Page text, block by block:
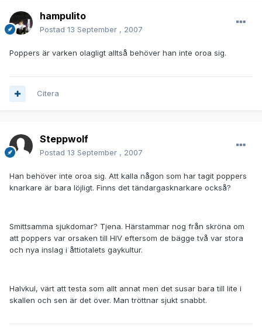
hampulito
Postad 13 September , 2007
Poppers är varken olagligt alltså behöver han inte oroa sig.
Citera
Steppwolf
Postad 13 September , 2007
Han behöver inte oroa sig. Att kalla någon som har tagit poppers
knarkare är bara löjligt. Finns det tändargasknarkare också?
Smittsamma sjukdomar? Tjena. Härstammar nog från skröna om
att poppers var orsaken till HIV eftersom de bägge två var stora
och nya inslag i åttiotalets gaykultur.
Halvkul, värt att testa som allt annat men det susar bara till lite i
skallen och sen är det över. Man tröttnar sjukt snabbt.